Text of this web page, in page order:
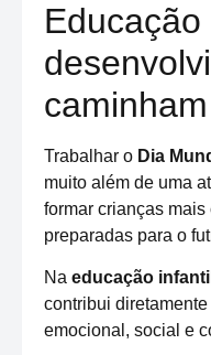
Trabalhar o Dia
muito além de uma
formar crianças
preparadas para o
Na educação infantil
contribui
emocional, social e